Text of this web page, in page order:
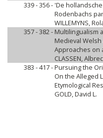
339 - 356 - 'De
Rodenbachs
WILLEMYNS,
357 - 382 - Multilingualism
Medieval
Approaches on
CLASSEN,
383 - 417 -Pursuing the
On the Alleged
Etymological
GOLD, David L.